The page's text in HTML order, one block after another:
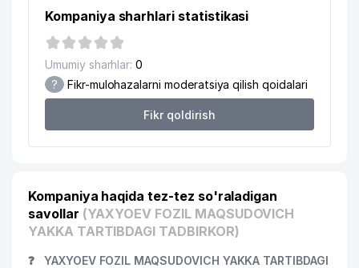
Kompaniya sharhlari statistikasi
Umumiy sharhlar: 0
? Fikr-mulohazalarni moderatsiya qilish qoidalari
Fikr qoldirish
Kompaniya haqida tez-tez so'raladigan
savollar (YAXYOEV FOZIL MAQSUDOVICH
YAKKA TARTIBDAGI TADBIRKOR)
❓
YAXYOEV FOZIL MAQSUDOVICH YAKKA TARTIBDAGI